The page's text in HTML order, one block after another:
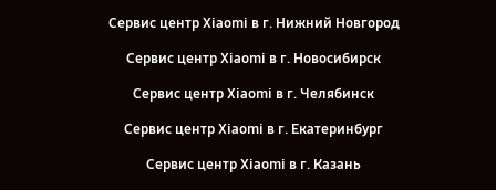
Сервис центр Xiaomi в г. Нижний Новгород
Сервис центр Xiaomi в г. Новосибирск
Сервис центр Xiaomi в г. Челябинск
Сервис центр Xiaomi в г. Екатеринбург
Сервис центр Xiaomi в г. Казань